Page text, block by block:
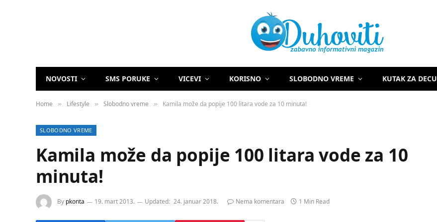
NOVOSTI SMS PORUKE VICEVI KORISNO SLOBODNO VREME KUTAK ZA DECU
Home » Lifestyle » Slobodno vreme » Kamila može da popije 100 litara vode za 10 minuta!
SLOBODNO VREME
Kamila može da popije 100 litara vode za 10
minuta!
By pkonta 19. mart 2013. Updated: 24. januar 2018. Nema komentara 1 Min Read